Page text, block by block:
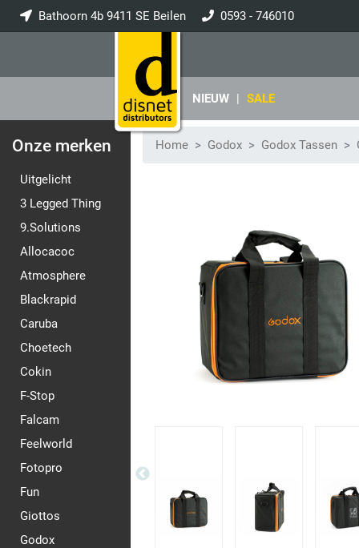
Bathoorn 4b 9411 SE Beilen 0593 - 746010
NIEUW | SALE
Onze merken
Uitgelicht
3 Legged Thing
9.Solutions
Allocacoc
Atmosphere
Blackrapid
Caruba
Choetech
Cokin
F-Stop
Falcam
Feelworld
Fotopro
Fun
Giottos
Godox
Home Godox Godox Tassen